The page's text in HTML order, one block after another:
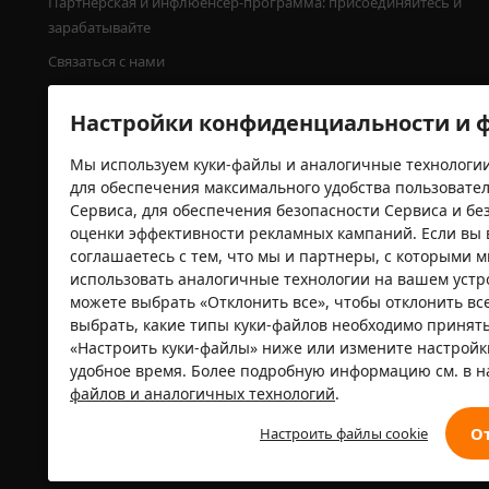
зарабатывайте
Связаться с нами
Пресса
Программа посадки деревьев от Temu
Сертификаты безопасности
Условия
Настройки конфиденциальности и
Мы используем куки-файлы и аналогичные
для обеспечения максимального удобства
Сервиса, для обеспечения безопасности Сервиса и
оценки эффективности рекламных кампаний. Если вы
соглашаетесь с тем, что мы и партнеры, с которыми
использовать аналогичные технологии на вашем
можете выбрать «Отклонить все», чтобы отклонить
выбрать, какие типы куки-файлов необходимо
«Настроить куки-файлы» ниже или измените
удобное время. Более подробную информацию см. в
файлов и аналогичных технологий.
Настроить файлы cookie